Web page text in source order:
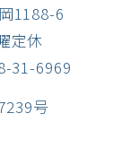
1188-6
定休
31-6969
号